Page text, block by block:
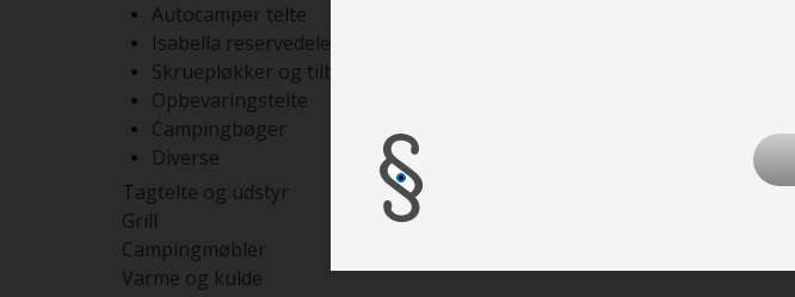
Autocamper telte
Isabella reservedele
Skruepløkker og tilbehør
Opbevaringstelte
Campingbøger
Diverse
Tagtelte og udstyr
Grill
Campingmøbler
Varme og kulde